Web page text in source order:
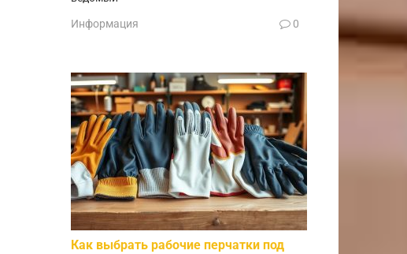
Информация 0
Как выбрать рабочие перчатки под